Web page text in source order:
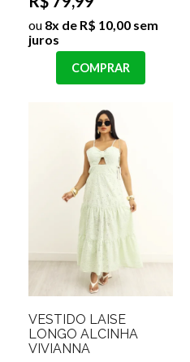
ou 8x de R$ 10,00 sem
juros
COMPRAR
VESTIDO LAISE
LONGO ALCINHA
VIVIANNA